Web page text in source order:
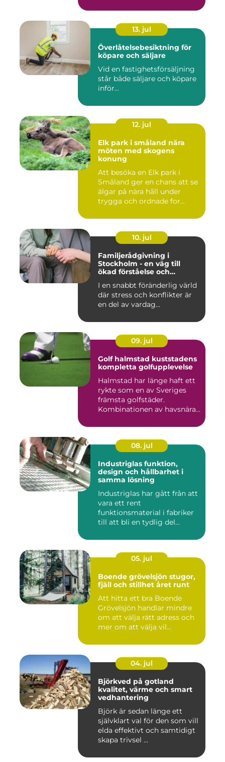
13. jul
Överlåtelsebesiktning för
köpare och säljare
Vid en fastighetsförsäljning
står både säljare och köpare
inför...
12. jul
Elk park i småland nära
möten med skogens
konung
Att besöka en Elk park i
Småland ger en chans att se
älgar på nära håll under
trygga och ordnade for...
10. jul
Familjerådgivning i
Stockholm - en väg till
ökad förståelse och
I en snabbt föränderlig värld
där stress och konflikter är
en del av vardag...
09. jul
Golf halmstad kuststadens
kompletta golfupplevelse
Halmstad har länge haft ett
rykte som en av Sveriges
främsta golfstäder.
Kombinationen av havsnära
08. jul
Industriglas funktion,
design och hållbarhet i
samma lösning
Industriglas har gått från att
vara ett rent
funktionsmaterial i fabriker
till att bli en tydlig del...
05. jul
Boende grövelsjön stugor,
fjäll och stillhet året runt
Att hitta ett bra Boende
Grövelsjön handlar mindre
om att välja rätt adress och
mer om att välja vil...
04. jul
Björkved på gotland
kvalitet, värme och smart
vedhantering
Björk är sedan länge ett
självklart val för den som vill
elda effektivt och samtidigt
skapa trivsel ...